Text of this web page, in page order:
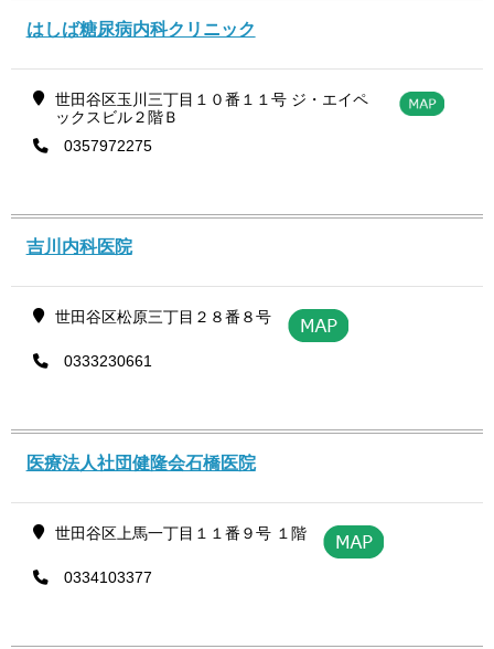
はしば糖尿病内科クリニック
世田谷区玉川三丁目１０番１１号 ジ・エイペ
ックスビル２階Ｂ
0357972275
吉川内科医院
世田谷区松原三丁目２８番８号
0333230661
医療法人社団健隆会石橋医院
世田谷区上馬一丁目１１番９号 １階
0334103377